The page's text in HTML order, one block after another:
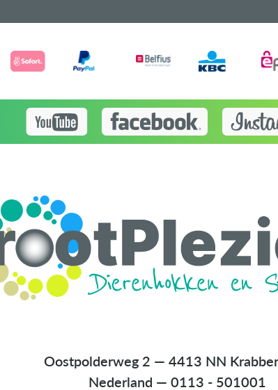
Oostpolderweg 2 — 4413 NN
Nederland — 0113 - 501001